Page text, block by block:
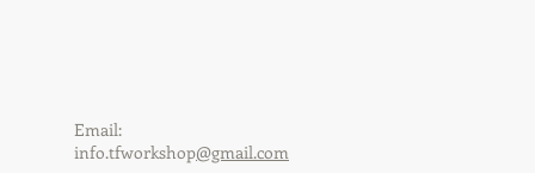
Email:
info.tfworkshop@gmail.com